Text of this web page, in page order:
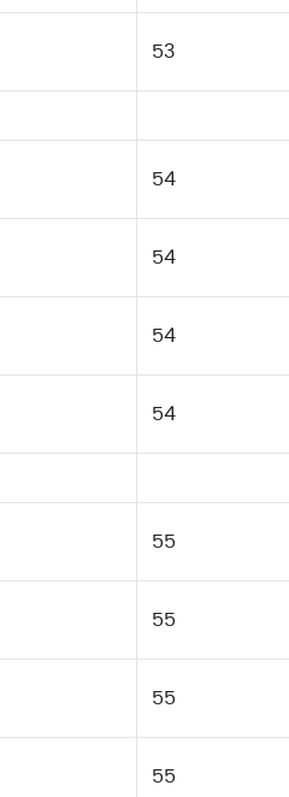
53
54
54
54
54
55
55
55
55